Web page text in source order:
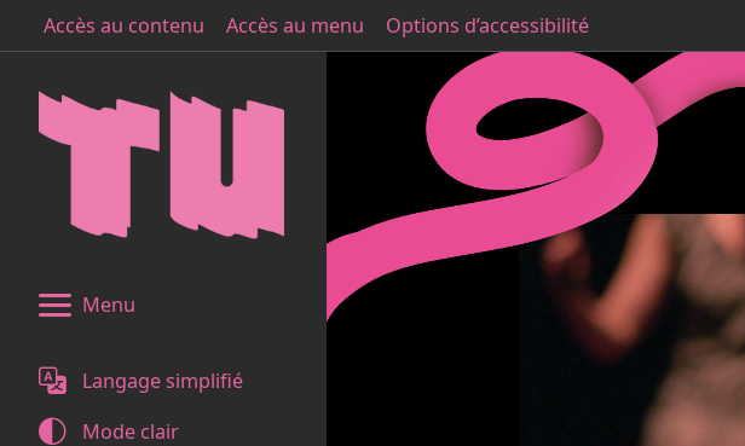
Accès au contenu Accès au menu Options d’accessibilité
Menu
Langage simplifié
Mode clair